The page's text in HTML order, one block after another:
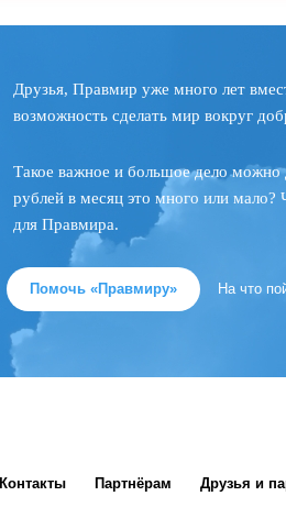
Друзья, Правмир уже много лет
возможность сделать мир вокруг
Такое важное и большое дело
рублей в месяц это много или
для Правмира.
Помочь «Правмиру» На что
Контакты Партнёрам Друзья и